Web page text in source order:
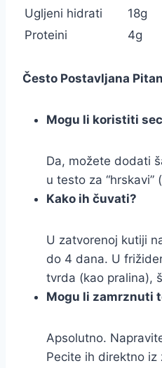
Ugljeni hidrati
18g
Proteini
4g
Često Postavljana
Mogu li koristiti
Da, možete dodati
u testo za “hrskavi”
Kako ih čuvati?
U zatvorenoj kutiji
do 4 dana. U
tvrda (kao pralina),
Mogu li zamrznuti
Apsolutno.
Pecite ih direktno